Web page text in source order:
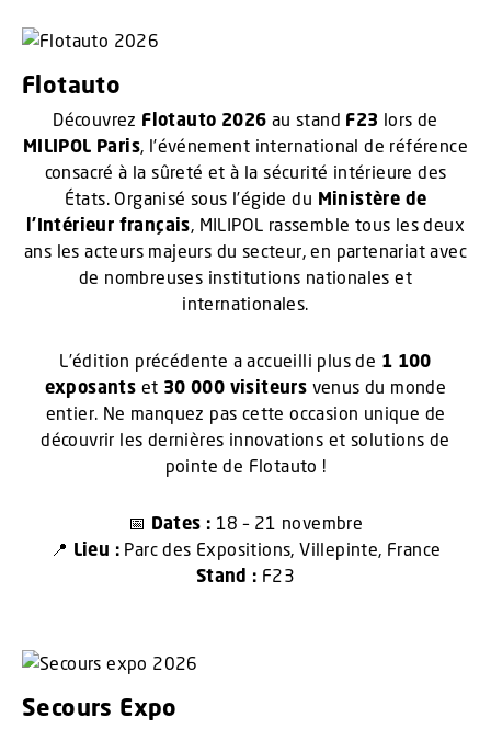
Flotauto
Découvrez Flotauto 2026 au stand F23 lors de
MILIPOL Paris , l’événement international de référence
consacré à la sûreté et à la sécurité intérieure des
États. Organisé sous l’égide du Ministère de
l’Intérieur français , MILIPOL rassemble tous les deux
ans les acteurs majeurs du secteur, en partenariat avec
de nombreuses institutions nationales et
internationales.
L’édition précédente a accueilli plus de 1 100
exposants et 30 000 visiteurs venus du monde
entier. Ne manquez pas cette occasion unique de
découvrir les dernières innovations et solutions de
pointe de Flotauto !
📅 Dates : 18 – 21 novembre
📍 Lieu :Parc des Expositions, Villepinte, France
Stand : F23
Secours Expo